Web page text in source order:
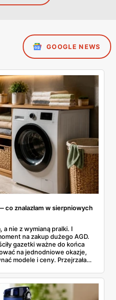
GOOGLE NEWS
co znalazłam w sierpniowych
a nie z wymianą pralki. I
na zakup dużego AGD.
gazetki ważne do końca
na jednodniowe okazje,
modele i ceny. Przejrzałam